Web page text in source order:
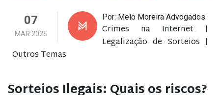
07
MAR 2025
Por: Melo Moreira Advogados
Crimes na Internet |
Legalização de Sorteios |
Outros Temas
Sorteios Ilegais: Quais os riscos?